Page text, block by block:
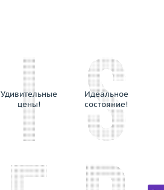
Удивительные
цены!
Идеальное
состояние!